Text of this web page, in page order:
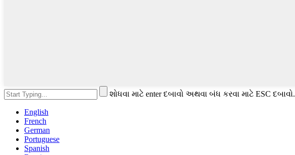
શોધવા માટે enter દબાવો અથવા બંધ કરવા માટે ESC દબાવો.
English
French
German
Portuguese
Spanish